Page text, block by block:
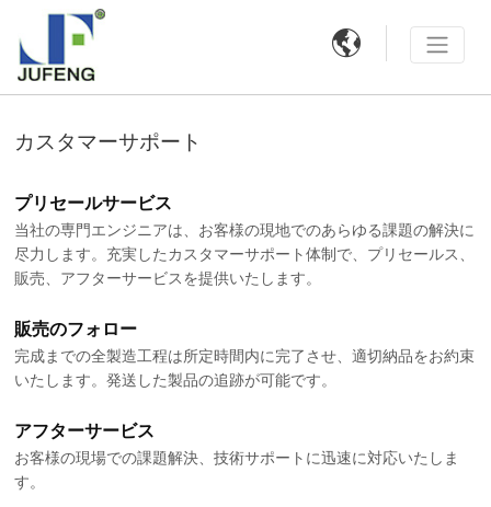

カスタマーサポート
プリセールサービス
当社の専門エンジニアは、お客様の現地でのあらゆる課題の解決に
尽力します。充実したカスタマーサポート体制で、プリセールス、
販売、アフターサービスを提供いたします。
販売のフォロー
完成までの全製造工程は所定時間内に完了させ、適切納品をお約束
いたします。発送した製品の追跡が可能です。
アフターサービス
お客様の現場での課題解決、技術サポートに迅速に対応いたしま
す。